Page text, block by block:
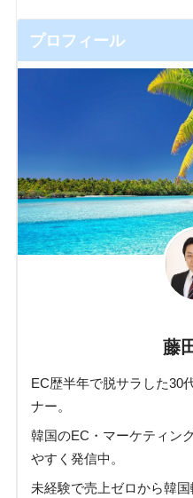
プロフィール
藤
EC歴半年で脱サラした30
ナー。
韓国のEC・マーケティン
やすく発信中。
未経験で売上ゼロから韓